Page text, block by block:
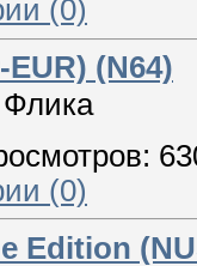
(0)
(N64)
(0)
Edition